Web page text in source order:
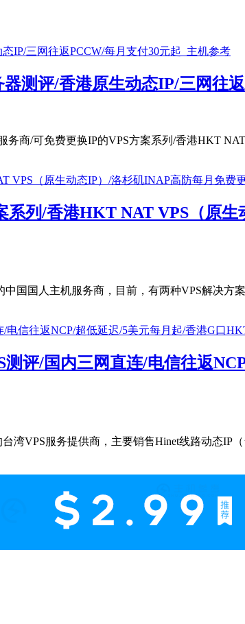
测评/香港原生动态IP/三网往
商/可免费更换IP的VPS方案系列/香港HKT
系列/香港HKT NAT VPS（原
国国人主机服务商，目前，有两种VPS解决
评/国内三网直连/电信往返
湾VPS服务提供商，主要销售Hinet线路动态IP